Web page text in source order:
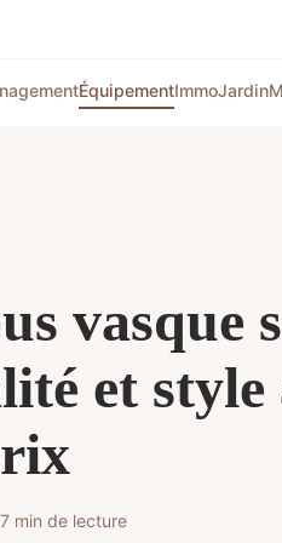
ÉquipementImmoJardin
vasque
et style
min de lecture